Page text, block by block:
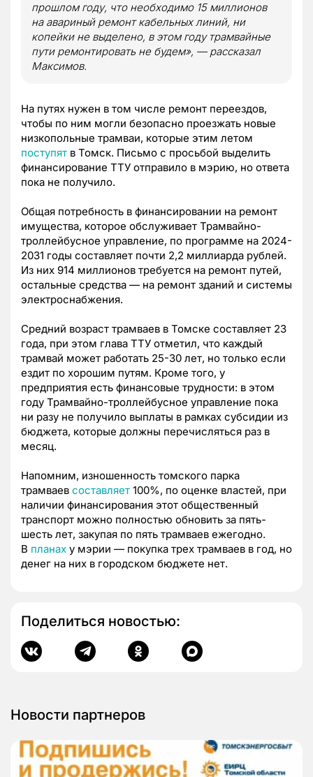
прошлом году, что необходимо 15 миллионов
на авариный ремонт кабельных линий, ни
копейки не выделено, в этом году трамвайные
пути ремонтировать не будем», — рассказал
Максимов.
На путях нужен в том числе ремонт переездов,
чтобы по ним могли безопасно проезжать новые
низкопольные трамваи, которые этим летом
поступят в Томск. Письмо с просьбой выделить
финансирование ТТУ отправило в мэрию, но ответа
пока не получило.
Общая потребность в финансировании на ремонт
имущества, которое обслуживает Трамвайно-
троллейбусное управление, по программе на 2024-
2031 годы составляет почти 2,2 миллиарда рублей.
Из них 914 миллионов требуется на ремонт путей,
остальные средства — на ремонт зданий и системы
электроснабжения.
Средний возраст трамваев в Томске составляет 23
года, при этом глава ТТУ отметил, что каждый
трамвай может работать 25-30 лет, но только если
ездит по хорошим путям. Кроме того, у
предприятия есть финансовые трудности: в этом
году Трамвайно-троллейбусное управление пока
ни разу не получило выплаты в рамках субсидии из
бюджета, которые должны перечисляться раз в
месяц.
Напомним, изношенность томского парка
трамваев составляет 100%, по оценке властей, при
наличии финансирования этот общественный
транспорт можно полностью обновить за пять-
шесть лет, закупая по пять трамваев ежегодно.
В планах у мэрии — покупка трех трамваев в год, но
денег на них в городском бюджете нет.
Поделиться новостью:
Новости партнеров